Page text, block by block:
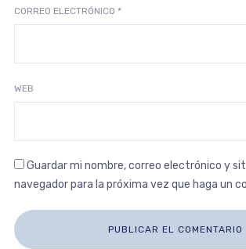
CORREO ELECTRÓNICO *
WEB
Guardar mi nombre, correo electrónico y
navegador para la próxima vez que haga un